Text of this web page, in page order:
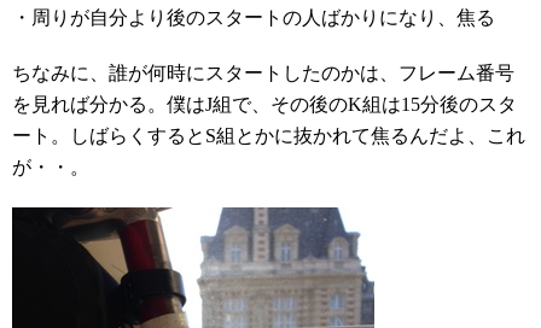
・周りが自分より後のスタートの人ばかりになり、焦る
ちなみに、誰が何時にスタートしたのかは、フレーム番号
を見れば分かる。僕はJ組で、その後のK組は15分後のスタ
ート。しばらくするとS組とかに抜かれて焦るんだよ、これ
が・・。